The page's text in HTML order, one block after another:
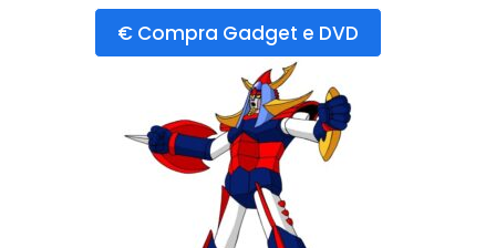
€ Compra Gadget e DVD